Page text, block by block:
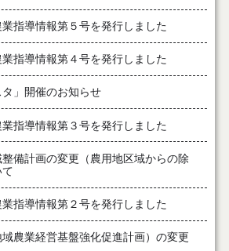
指導情報第５号を発行しました
指導情報第４号を発行しました
タ」開催のお知らせ
指導情報第３号を発行しました
備計画の変更（農用地区域からの除
指導情報第２号を発行しました
農業経営基盤強化促進計画）の変更